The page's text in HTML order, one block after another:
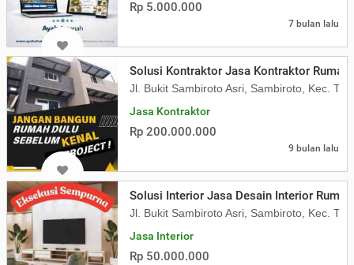
Rp 5.000.000
7 bulan lalu
Solusi Kontraktor Jasa Kontraktor Rumah
Jl. Bukit Sambiroto Asri, Sambiroto, Kec.
Jasa Kontraktor
Rp 200.000.000
9 bulan lalu
Solusi Interior Jasa Desain Interior
Jl. Bukit Sambiroto Asri, Sambiroto, Kec.
Jasa Interior
Rp 50.000.000